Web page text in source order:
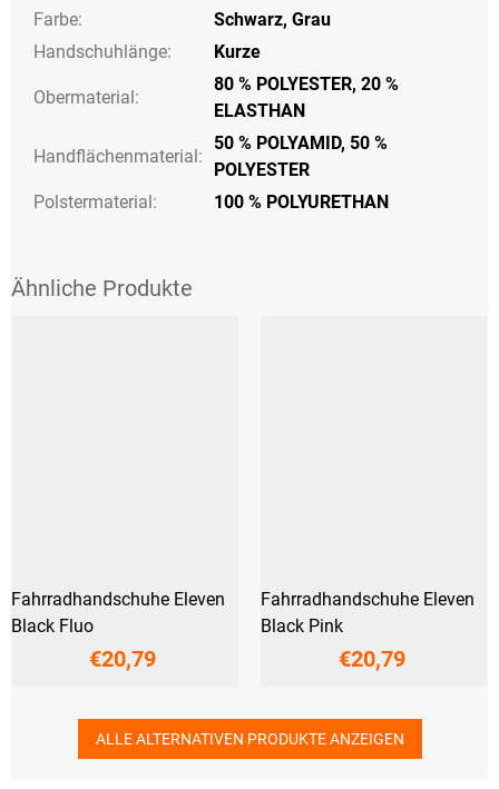
Farbe: Schwarz, Grau
Handschuhlänge: Kurze
Obermaterial:
80 % POLYESTER, 20 %
ELASTHAN
Handflächenmaterial:
50 % POLYAMID, 50 %
POLYESTER
Polstermaterial:
100 % POLYURETHAN
Fahrradhandschuhe Eleven
Black Fluo
€20,79
Fahrradhandschuhe Eleven
Black Pink
€20,79
ALLE ALTERNATIVEN PRODUKTE ANZEIGEN